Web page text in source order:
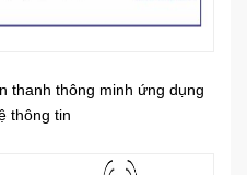
thanh thông minh ứng dụng
thông tin